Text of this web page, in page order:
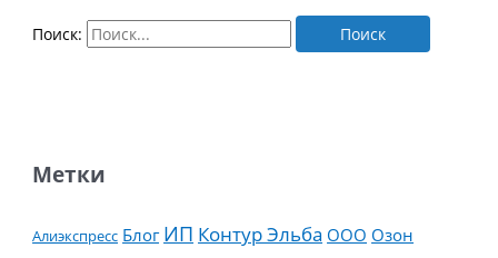
Поиск:
Метки
Алиэкспресс Блог ИП Контур Эльба ООО Озон